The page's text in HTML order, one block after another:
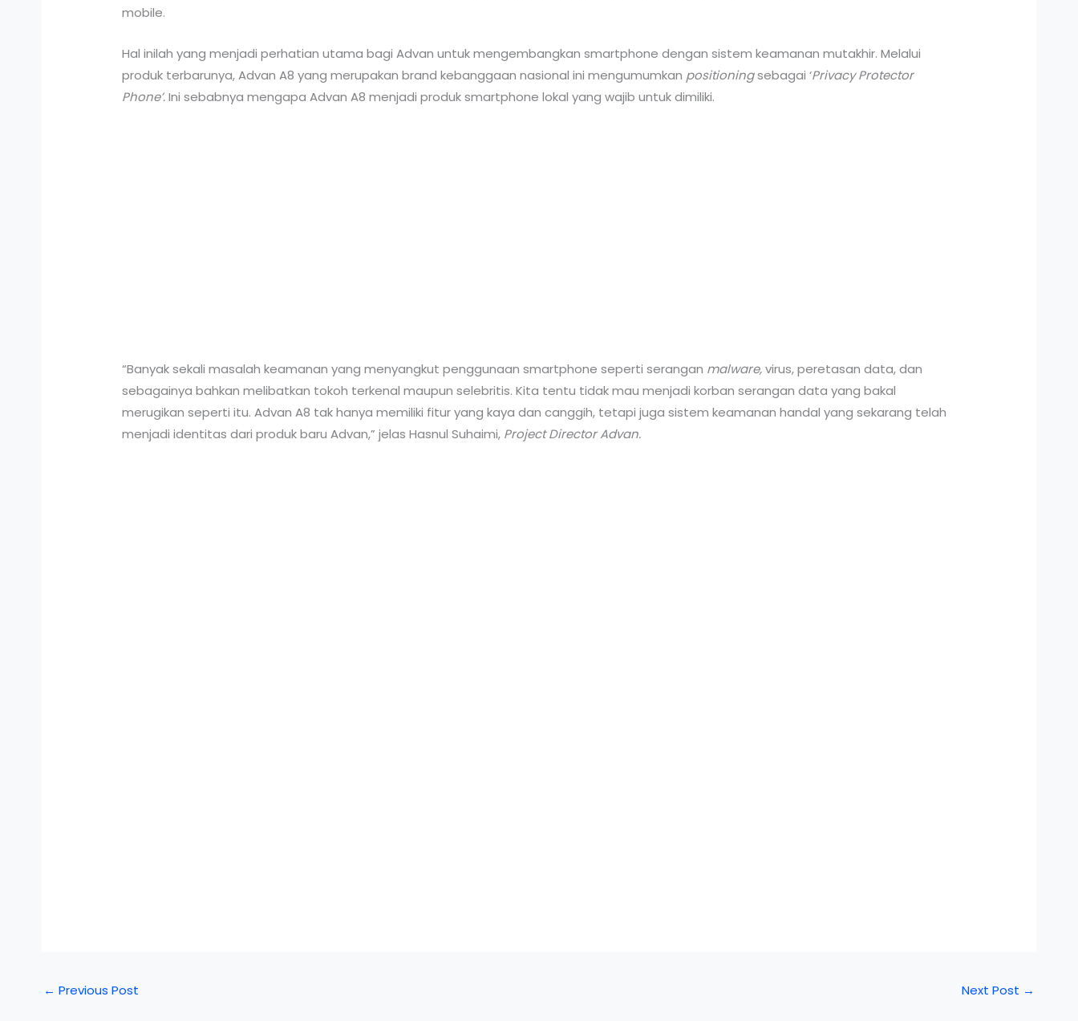
mobile.
Hal inilah yang menjadi perhatian utama bagi Advan untuk mengembangkan smartphone dengan sistem keamanan mutakhir. Melalui
produk terbarunya, Advan A8 yang merupakan brand kebanggaan nasional ini mengumumkan positioningsebagai ‘Privacy Protector
Phone’.Ini sebabnya mengapa Advan A8 menjadi produk smartphone lokal yang wajib untuk dimiliki.
“Banyak sekali masalah keamanan yang menyangkut penggunaan smartphone seperti serangan malware,virus, peretasan data, dan
sebagainya bahkan melibatkan tokoh terkenal maupun selebritis. Kita tentu tidak mau menjadi korban serangan data yang bakal
merugikan seperti itu. Advan A8 tak hanya memiliki fitur yang kaya dan canggih, tetapi juga sistem keamanan handal yang sekarang telah
menjadi identitas dari produk baru Advan,” jelas Hasnul Suhaimi, Project Director Advan.
← Previous Post Next Post →